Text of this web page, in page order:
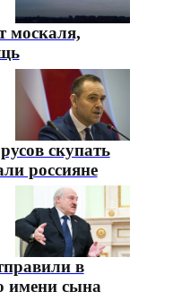
москаля,
скупать
россияне
в
имени сына